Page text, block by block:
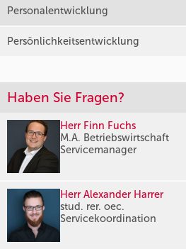
Personalentwicklung
Persönlichkeitsentwicklung
Haben Sie Fragen?
Herr Finn Fuchs
M.A. Betriebswirtschaft
Servicemanager
Herr Alexander Harrer
stud. rer. oec.
Servicekoordination